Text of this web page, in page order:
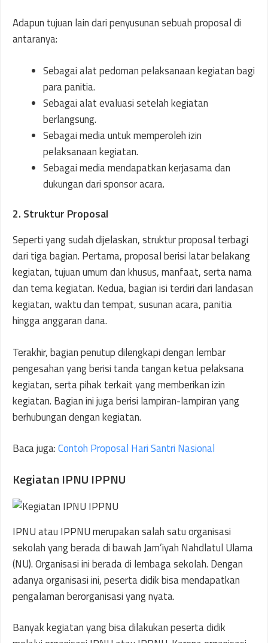
Adapun tujuan lain dari penyusunan sebuah proposal di
antaranya:
Sebagai alat pedoman pelaksanaan kegiatan bagi
para panitia.
Sebagai alat evaluasi setelah kegiatan
berlangsung.
Sebagai media untuk memperoleh izin
pelaksanaan kegiatan.
Sebagai media mendapatkan kerjasama dan
dukungan dari sponsor acara.
2. Struktur Proposal
Seperti yang sudah dijelaskan, struktur proposal terbagi
dari tiga bagian. Pertama, proposal berisi latar belakang
kegiatan, tujuan umum dan khusus, manfaat, serta nama
dan tema kegiatan. Kedua, bagian isi terdiri dari landasan
kegiatan, waktu dan tempat, susunan acara, panitia
hingga anggaran dana.
Terakhir, bagian penutup dilengkapi dengan lembar
pengesahan yang berisi tanda tangan ketua pelaksana
kegiatan, serta pihak terkait yang memberikan izin
kegiatan. Bagian ini juga berisi lampiran-lampiran yang
berhubungan dengan kegiatan.
Baca juga:Contoh Proposal Hari Santri Nasional
Kegiatan IPNU IPPNU
IPNU atau IPPNU merupakan salah satu organisasi
sekolah yang berada di bawah Jam’iyah Nahdlatul Ulama
(NU). Organisasi ini berada di lembaga sekolah. Dengan
adanya organisasi ini, peserta didik bisa mendapatkan
pengalaman berorganisasi yang nyata.
Banyak kegiatan yang bisa dilakukan peserta didik